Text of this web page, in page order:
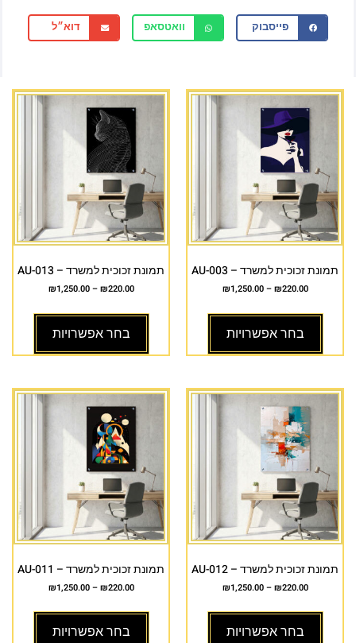
פייסבוק וואטסאפ דוא״ל
תמונת זכוכית למשרד – AU-003
₪220.00
–
₪1,250.00
בחר אפשרויות
תמונת זכוכית למשרד – AU-013
₪220.00
–
₪1,250.00
בחר אפשרויות
תמונת זכוכית למשרד – AU-012
₪220.00
–
₪1,250.00
בחר אפשרויות
תמונת זכוכית למשרד – AU-011
₪220.00
–
₪1,250.00
בחר אפשרויות